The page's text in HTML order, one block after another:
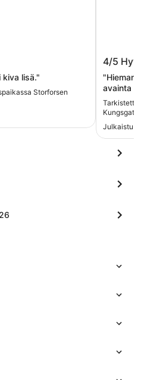
kiva lisä."
Storforsen
4/5
"Hieman
avainta
Huone
pahalle."
Tarkistettu
Julkaistu